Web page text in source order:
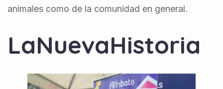
animales como de la comunidad en general.
LaNuevaHistoria